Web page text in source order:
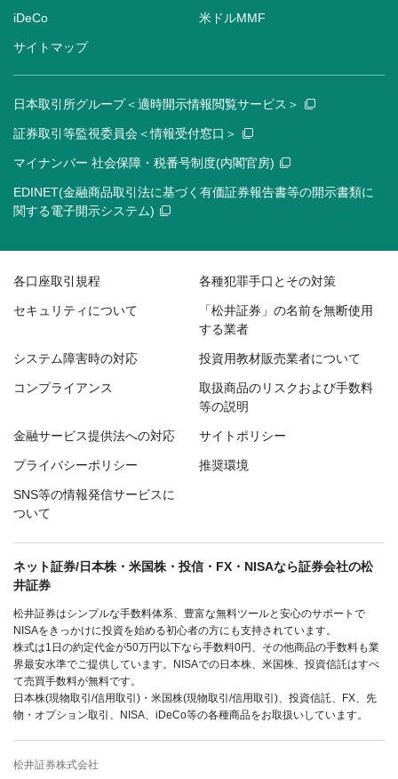
iDeCo 米ドルMMF
サイトマップ
日本取引所グループ＜適時開示情報閲覧サービス＞
証券取引等監視委員会＜情報受付窓口＞
マイナンバー 社会保障・税番号制度(内閣官房)
EDINET(金融商品取引法に基づく有価証券報告書等の開示書類に
関する電子開示システム)
各口座取引規程 各種犯罪手口とその対策
セキュリティについて
「松井証券」の名前を無断使用
する業者
システム障害時の対応 投資用教材販売業者について
コンプライアンス
取扱商品のリスクおよび手数料
等の説明
金融サービス提供法への対応 サイトポリシー
プライバシーポリシー 推奨環境
SNS等の情報発信サービスに
ついて
ネット証券/日本株・米国株・投信・FX・NISAなら証券会社の松
井証券
松井証券はシンプルな手数料体系、豊富な無料ツールと安心のサポートで
NISAをきっかけに投資を始める初心者の方にも支持されています。
株式は1日の約定代金が50万円以下なら手数料0円、その他商品の手数料も業
界最安水準でご提供しています。NISAでの日本株、米国株、投資信託はすべ
て売買手数料が無料です。
日本株(現物取引/信用取引)・米国株(現物取引/信用取引)、投資信託、FX、先
物・オプション取引、NISA、iDeCo等の各種商品をお取扱いしています。
松井証券株式会社